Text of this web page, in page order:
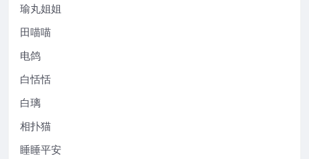
瑜丸姐姐
田喵喵
电鸽
白恬恬
白璃
相扑猫
睡睡平安